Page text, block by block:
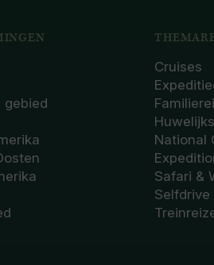
gebied
Cruises
National
Safari &
Selfdrive